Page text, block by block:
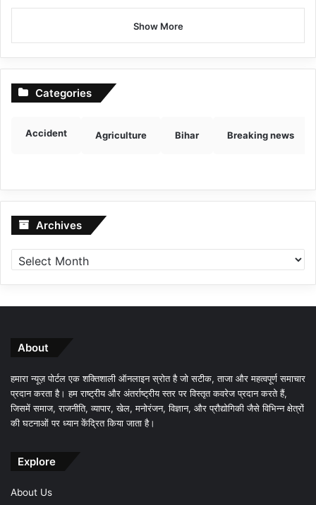
Show More
Categories
Accident Agriculture Bihar Breaking news
Archives Archives
About
हमारा न्यूज़ पोर्टल एक शक्तिशाली ऑनलाइन स्रोत है जो सटीक, ताजा और महत्वपूर्ण समाचार
प्रदान करता है। हम राष्ट्रीय और अंतर्राष्ट्रीय स्तर पर विस्तृत कवरेज प्रदान करते हैं,
जिसमें समाज, राजनीति, व्यापार, खेल, मनोरंजन, विज्ञान, और प्रौद्योगिकी जैसे विभिन्न क्षेत्रों
की घटनाओं पर ध्यान केंद्रित किया जाता है।
Explore
About Us